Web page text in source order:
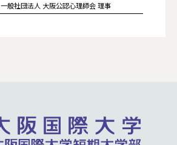
一般社団法人 大阪公認心理師会 理事